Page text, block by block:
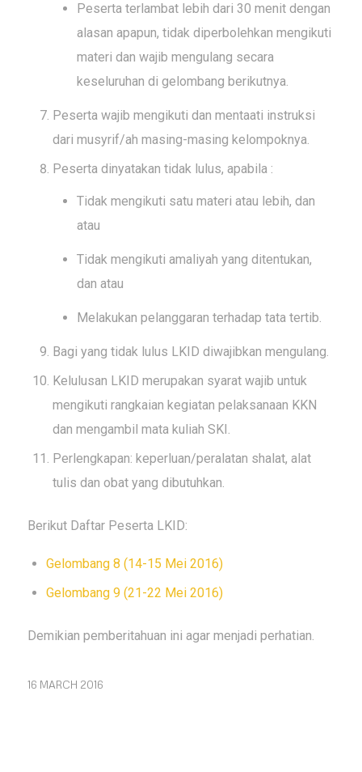
Peserta terlambat lebih dari 30 menit dengan
alasan apapun, tidak diperbolehkan mengikuti
materi dan wajib mengulang secara
keseluruhan di gelombang berikutnya.
Peserta wajib mengikuti dan mentaati instruksi
dari musyrif/ah masing-masing kelompoknya.
Peserta dinyatakan tidak lulus, apabila :
Tidak mengikuti satu materi atau lebih, dan
atau
Tidak mengikuti amaliyah yang ditentukan,
dan atau
Melakukan pelanggaran terhadap tata tertib.
Bagi yang tidak lulus LKID diwajibkan mengulang.
Kelulusan LKID merupakan syarat wajib untuk
mengikuti rangkaian kegiatan pelaksanaan KKN
dan mengambil mata kuliah SKI.
Perlengkapan: keperluan/peralatan shalat, alat
tulis dan obat yang dibutuhkan.
Berikut Daftar Peserta LKID:
Gelombang 8 (14-15 Mei 2016)
Gelombang 9 (21-22 Mei 2016)
Demikian pemberitahuan ini agar menjadi perhatian.
16 MARCH 2016